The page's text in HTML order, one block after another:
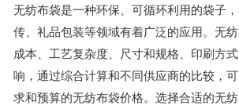
无纺布袋是一种环保、可循环利用的袋子
传、礼品包装等领域有着广泛的应用。无
成本、工艺复杂度、尺寸和规格、印刷方
响，通过综合计算和不同供应商的比较，
求和预算的无纺布袋价格。选择合适的无